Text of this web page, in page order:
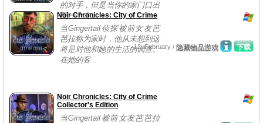
的对手，但是当你的家门口出
现一个古...
Noir Chronicles: City of Crime
当Gingertail侦探被前女友芭
芭拉称为家时，他从未想到这
将是对他和她的生活的调查。
在她的客...
下载
12, February / 隐藏物品游戏
Noir Chronicles: City of Crime
Collector's Edition
当Gingertail被前女友芭芭拉